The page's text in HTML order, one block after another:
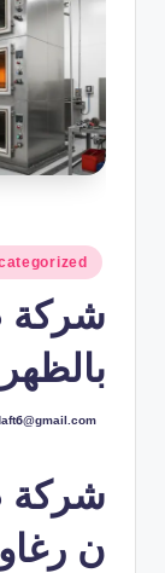
نُشر
في
شركة
بالظهران
تمّ
شركة
ن